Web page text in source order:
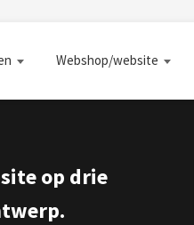
Webshop/website
op drie